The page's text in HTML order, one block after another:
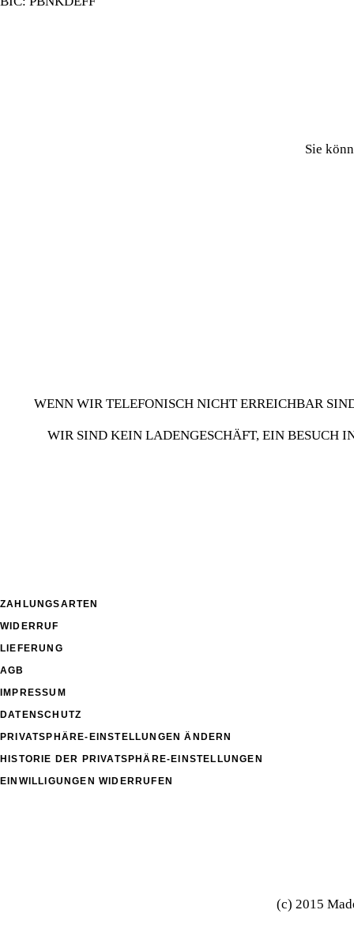
Sie
WENN WIR TELEFONISCH NICHT ERREICHBAR
WIR SIND KEIN LADENGESCHÄFT, EIN BESUCH
ZAHLUNGSARTEN
WIDERRUF
LIEFERUNG
AGB
IMPRESSUM
DATENSCHUTZ
PRIVATSPHÄRE-EINSTELLUNGEN ÄNDERN
HISTORIE DER PRIVATSPHÄRE-EINSTELLUNGEN
EINWILLIGUNGEN WIDERRUFEN
(c) 2015